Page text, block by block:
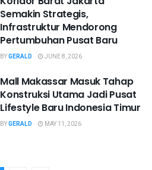
Semakin Strategis,
Infrastruktur Mendorong
Pertumbuhan Pusat Baru
BYGERALD JUNE 8, 2026
Mall Makassar Masuk Tahap
Konstruksi Utama Jadi Pusat
Lifestyle Baru Indonesia Timur
BYGERALD MAY 11, 2026